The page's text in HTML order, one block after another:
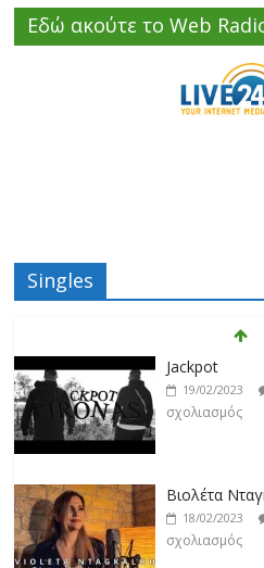
Εδώ ακούτε το Web
Singles
Βιολέτα
18/02/2023
σχολιασμός
Κατερίνα
17/02/2023
σχολιασμός